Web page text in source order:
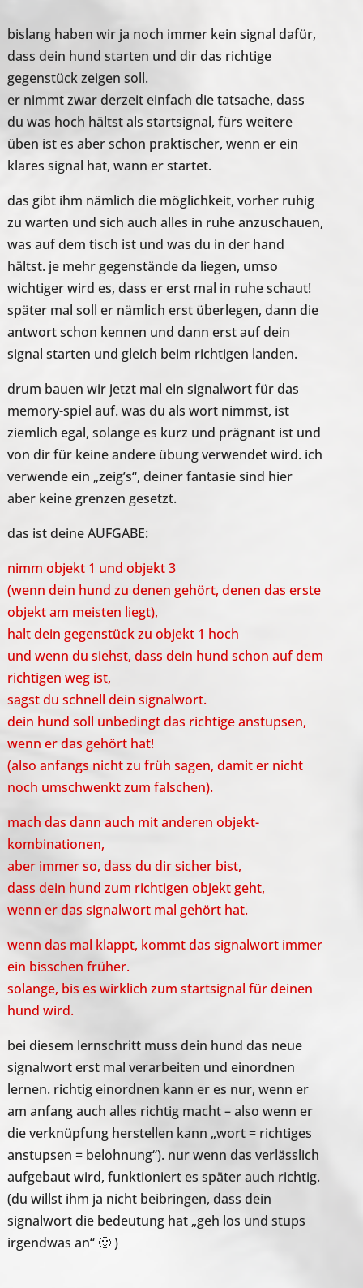
bislang haben wir ja noch immer kein signal dafür,
dass dein hund starten und dir das richtige
gegenstück zeigen soll.
er nimmt zwar derzeit einfach die tatsache, dass
du was hoch hältst als startsignal, fürs weitere
üben ist es aber schon praktischer, wenn er ein
klares signal hat, wann er startet.
das gibt ihm nämlich die möglichkeit, vorher ruhig
zu warten und sich auch alles in ruhe anzuschauen,
was auf dem tisch ist und was du in der hand
hältst. je mehr gegenstände da liegen, umso
wichtiger wird es, dass er erst mal in ruhe schaut!
später mal soll er nämlich erst überlegen, dann die
antwort schon kennen und dann erst auf dein
signal starten und gleich beim richtigen landen.
drum bauen wir jetzt mal ein signalwort für das
memory-spiel auf. was du als wort nimmst, ist
ziemlich egal, solange es kurz und prägnant ist und
von dir für keine andere übung verwendet wird. ich
verwende ein „zeig’s“, deiner fantasie sind hier
aber keine grenzen gesetzt.
das ist deine AUFGABE:
nimm objekt 1 und objekt 3
(wenn dein hund zu denen gehört, denen das erste
objekt am meisten liegt),
halt dein gegenstück zu objekt 1 hoch
und wenn du siehst, dass dein hund schon auf dem
richtigen weg ist,
sagst du schnell dein signalwort.
dein hund soll unbedingt das richtige anstupsen,
wenn er das gehört hat!
(also anfangs nicht zu früh sagen, damit er nicht
noch umschwenkt zum falschen).
mach das dann auch mit anderen objekt-
kombinationen,
aber immer so, dass du dir sicher bist,
dass dein hund zum richtigen objekt geht,
wenn er das signalwort mal gehört hat.
wenn das mal klappt, kommt das signalwort immer
ein bisschen früher.
solange, bis es wirklich zum startsignal für deinen
hund wird.
bei diesem lernschritt muss dein hund das neue
signalwort erst mal verarbeiten und einordnen
lernen. richtig einordnen kann er es nur, wenn er
am anfang auch alles richtig macht – also wenn er
die verknüpfung herstellen kann „wort = richtiges
anstupsen = belohnung“). nur wenn das verlässlich
aufgebaut wird, funktioniert es später auch richtig.
(du willst ihm ja nicht beibringen, dass dein
signalwort die bedeutung hat „geh los und stups
irgendwas an“ 🙂 )